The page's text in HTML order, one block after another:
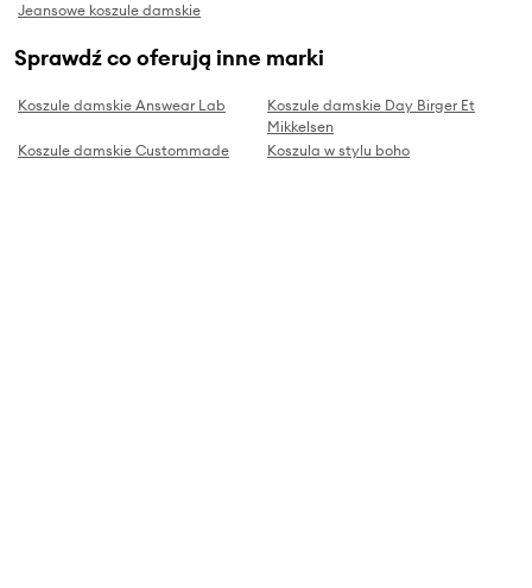
Jeansowe koszule damskie
Sprawdź co oferują inne marki
Koszule damskie Answear Lab
Koszule damskie Day Birger Et
Mikkelsen
Koszule damskie Custommade
Koszula w stylu boho